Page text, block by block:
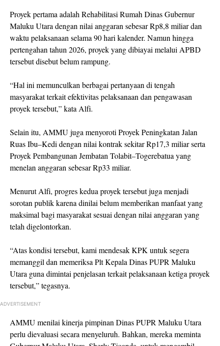
Proyek pertama adalah Rehabilitasi Rumah Dinas Gubernur
Maluku Utara dengan nilai anggaran sebesar Rp8,8 miliar dan
waktu pelaksanaan selama 90 hari kalender. Namun hingga
pertengahan tahun 2026, proyek yang dibiayai melalui APBD
tersebut disebut belum rampung.
“Hal ini memunculkan berbagai pertanyaan di tengah
masyarakat terkait efektivitas pelaksanaan dan pengawasan
proyek tersebut,” kata Alfi.
Selain itu, AMMU juga menyoroti Proyek Peningkatan Jalan
Ruas Ibu–Kedi dengan nilai kontrak sekitar Rp17,3 miliar serta
Proyek Pembangunan Jembatan Tolabit–Togerebatua yang
menelan anggaran sebesar Rp33 miliar.
Menurut Alfi, progres kedua proyek tersebut juga menjadi
sorotan publik karena dinilai belum memberikan manfaat yang
maksimal bagi masyarakat sesuai dengan nilai anggaran yang
telah digelontorkan.
“Atas kondisi tersebut, kami mendesak KPK untuk segera
memanggil dan memeriksa Plt Kepala Dinas PUPR Maluku
Utara guna dimintai penjelasan terkait pelaksanaan ketiga proyek
tersebut,” tegasnya.
ADVERTISEMENT
AMMU menilai kinerja pimpinan Dinas PUPR Maluku Utara
perlu dievaluasi secara menyeluruh. Bahkan, mereka meminta